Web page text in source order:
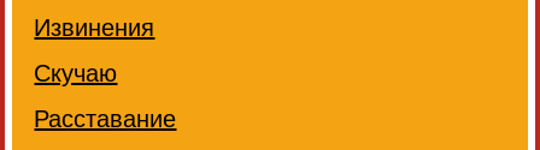
Извинения
Скучаю
Расставание